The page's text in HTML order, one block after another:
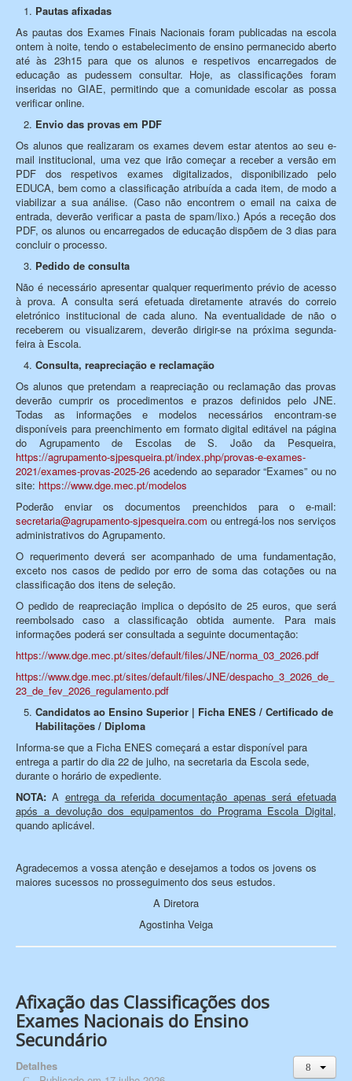
Pautas afixadas
As pautas dos Exames Finais Nacionais foram publicadas na escola
ontem à noite, tendo o estabelecimento de ensino permanecido aberto
até às 23h15 para que os alunos e respetivos encarregados de
educação as pudessem consultar. Hoje, as classificações foram
inseridas no GIAE, permitindo que a comunidade escolar as possa
verificar online.
Envio das provas em PDF
Os alunos que realizaram os exames devem estar atentos ao seu e-
mail institucional, uma vez que irão começar a receber a versão em
PDF dos respetivos exames digitalizados, disponibilizado pelo
EDUCA, bem como a classificação atribuída a cada item, de modo a
viabilizar a sua análise. (Caso não encontrem o email na caixa de
entrada, deverão verificar a pasta de spam/lixo.) Após a receção dos
PDF, os alunos ou encarregados de educação dispõem de 3 dias para
concluir o processo.
Pedido de consulta
Não é necessário apresentar qualquer requerimento prévio de acesso
à prova. A consulta será efetuada diretamente através do correio
eletrónico institucional de cada aluno. Na eventualidade de não o
receberem ou visualizarem, deverão dirigir-se na próxima segunda-
feira à Escola.
Consulta, reapreciação e reclamação
Os alunos que pretendam a reapreciação ou reclamação das provas
deverão cumprir os procedimentos e prazos definidos pelo JNE.
Todas as informações e modelos necessários encontram-se
disponíveis para preenchimento em formato digital editável na página
do Agrupamento de Escolas de S. João da Pesqueira,
https://agrupamento-sjpesqueira.pt/index.php/provas-e-exames-
2021/exames-provas-2025-26 acedendo ao separador “Exames” ou no
site: https://www.dge.mec.pt/modelos
Poderão enviar os documentos preenchidos para o e-mail:
secretaria@agrupamento-sjpesqueira.com ou entregá-los nos serviços
administrativos do Agrupamento.
O requerimento deverá ser acompanhado de uma fundamentação,
exceto nos casos de pedido por erro de soma das cotações ou na
classificação dos itens de seleção.
O pedido de reapreciação implica o depósito de 25 euros, que será
reembolsado caso a classificação obtida aumente. Para mais
informações poderá ser consultada a seguinte documentação:
https://www.dge.mec.pt/sites/default/files/JNE/norma_03_2026.pdf
https://www.dge.mec.pt/sites/default/files/JNE/despacho_3_2026_de_
23_de_fev_2026_regulamento.pdf
Candidatos ao Ensino Superior | Ficha ENES / Certificado de
Habilitações / Diploma
Informa-se que a Ficha ENES começará a estar disponível para
entrega a partir do dia 22 de julho, na secretaria da Escola sede,
durante o horário de expediente.
NOTA:A entrega da referida documentação apenas será efetuada
após a devolução dos equipamentos do Programa Escola Digital,
quando aplicável.
Agradecemos a vossa atenção e desejamos a todos os jovens os
maiores sucessos no prosseguimento dos seus estudos.
A Diretora
Agostinha Veiga
Afixação das Classificações dos
Exames Nacionais do Ensino
Secundário
Detalhes